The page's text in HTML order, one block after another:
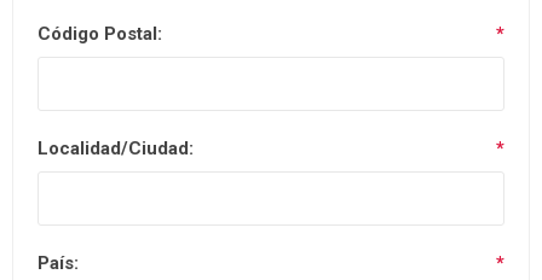
Código Postal: *
Localidad/Ciudad: *
País: *